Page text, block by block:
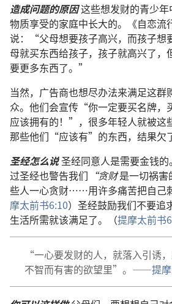
造成问题的原因这些想发财的青少
物质享受的家庭中长大的。《自恋流
说：“父母想要孩子高兴，而孩子想
母就买东西给孩子，孩子就高兴了，
要更多东西了。”
当然，广告商也想尽办法来满足这群
众。他们会宣传“你一定要买名牌，
应该拥有的！”，很多年轻人就被这
那些他们“应该有”的东西，结果欠
圣经怎么说圣经同意人是需要金钱的
过圣经也警告我们 “贪财是一切祸害
些人一心贪财……用许多痛苦把自己
摩太前书6:10）圣经鼓励我们不要追
生活所需就该满足了。（提摩太前书
“一心要发财的人，就落入引诱
不智而有害的欲望里”。——提